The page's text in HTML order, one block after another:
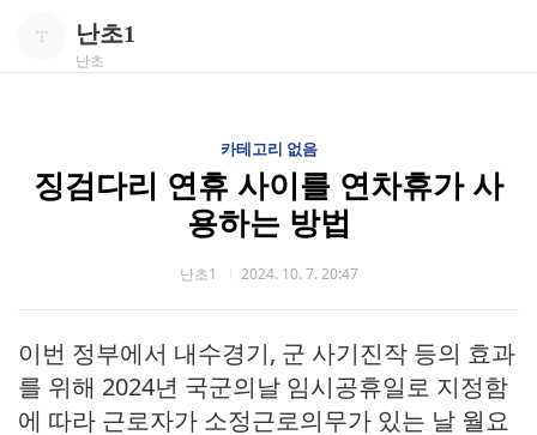
난초1
난초
카테고리 없음
징검다리 연휴 사이를 연차휴가 사
용하는 방법
난초1 2024. 10. 7. 20:47
이번 정부에서 내수경기, 군 사기진작 등의 효과
를 위해 2024년 국군의날 임시공휴일로 지정함
에 따라 근로자가 소정근로의무가 있는 날 월요